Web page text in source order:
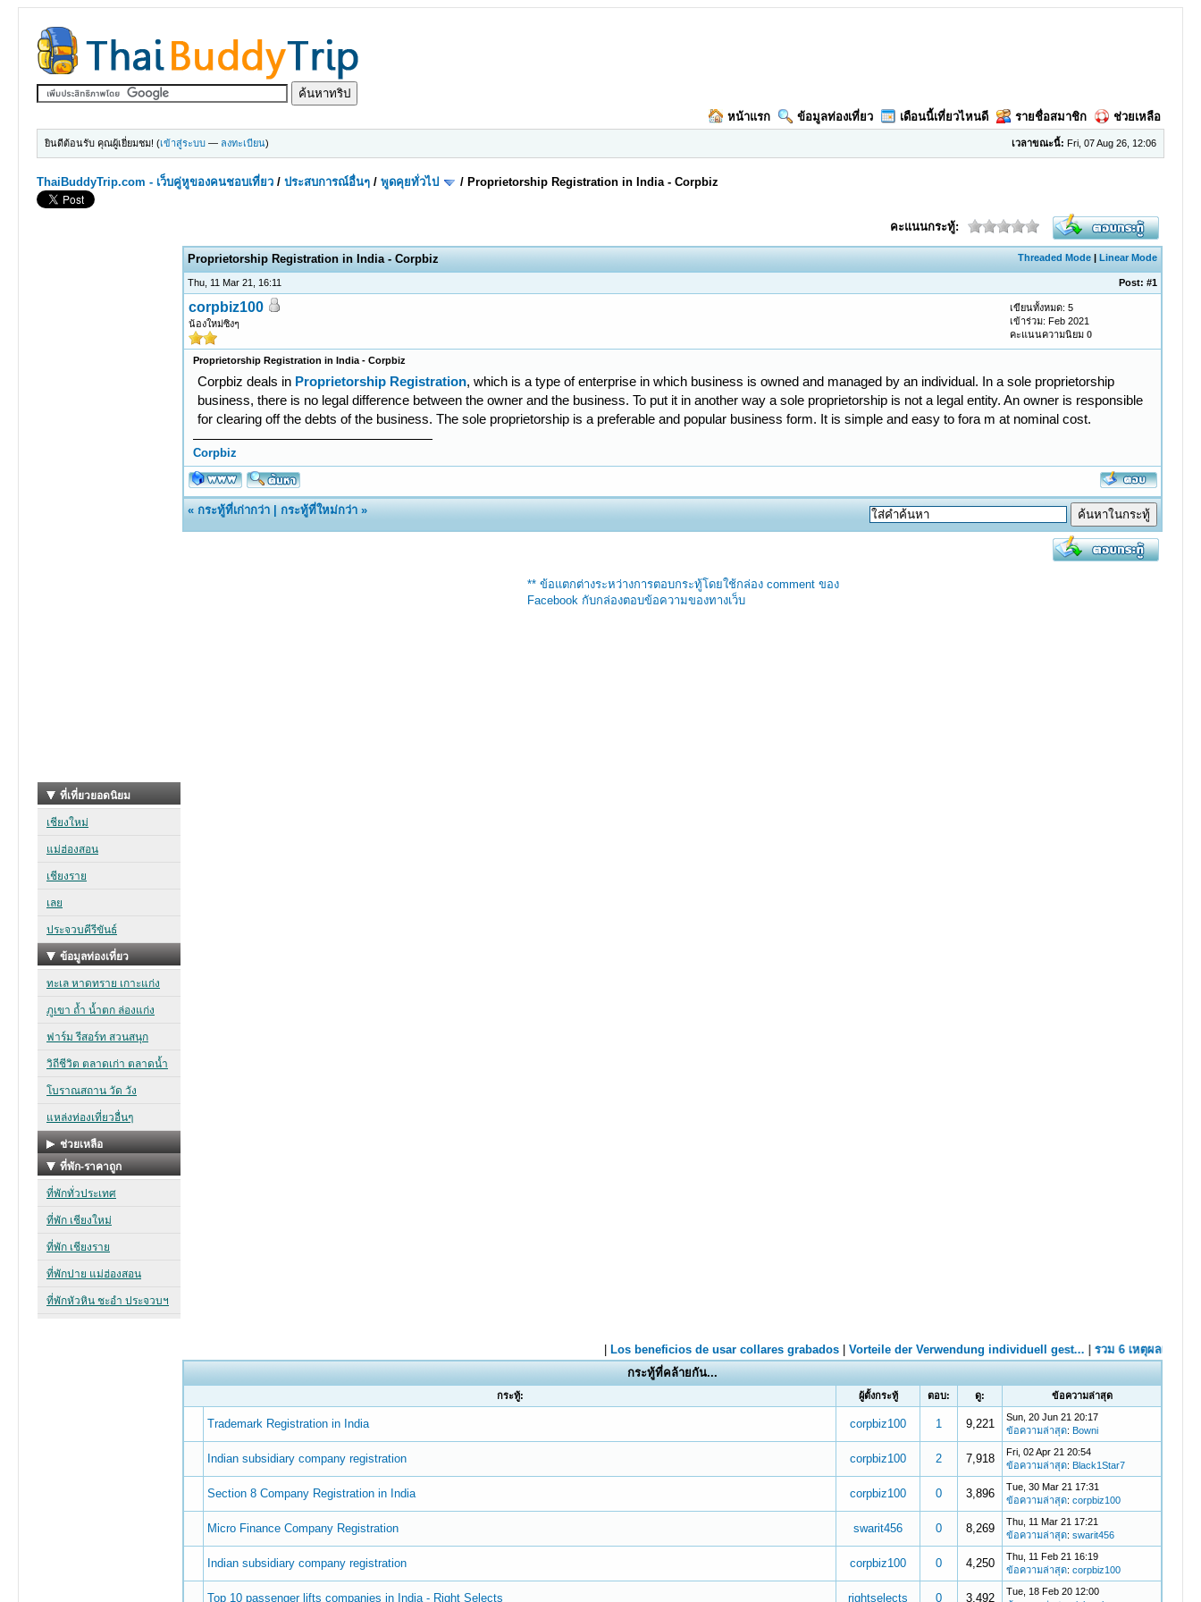
หน้าแรก ข้อมูลท่องเที่ยว เดือนนี้เที่ยวไหนดี รายชื่อสมาชิก ช่วยเหลือ
เวลาขณะนี้: Fri, 07 Aug 26, 12:06
ยินดีต้อนรับ คุณผู้เยี่ยมชม! (เข้าสู่ระบบ — ลงทะเบียน)
ThaiBuddyTrip.com - เว็บคู่หูของคนชอบเที่ยว /ประสบการณ์อื่นๆ /พูดคุยทั่วไป / Proprietorship Registration in India - Corpbiz
คะแนนกระทู้:
Threaded Mode |Linear Mode
Proprietorship Registration in India - Corpbiz
Thu, 11 Mar 21, 16:11 Post:#1
corpbiz100
น้องใหม่ซิงๆ
เขียนทั้งหมด: 5
เข้าร่วม: Feb 2021
คะแนนความนิยม0
Proprietorship Registration in India - Corpbiz
Corpbiz deals in Proprietorship Registration, which is a type of enterprise in which business is owned and managed by an individual. In a sole proprietorship
business, there is no legal difference between the owner and the business. To put it in another way a sole proprietorship is not a legal entity. An owner is responsible
for clearing off the debts of the business. The sole proprietorship is a preferable and popular business form. It is simple and easy to fora m at nominal cost.
Corpbiz
«กระทู้ที่เก่ากว่า |กระทู้ที่ใหม่กว่า »
** ข้อแตกต่างระหว่างการตอบกระทู้โดยใช้กล่อง comment ของ
Facebook กับกล่องตอบข้อความของทางเว็บ
กระทู้ที่คล้ายกัน...
กระทู้: ผู้ตั้งกระทู้ ตอบ: ดู: ข้อความล่าสุด
Trademark Registration in India corpbiz100 1 9,221
Sun, 20 Jun 21 20:17
ข้อความล่าสุด:Bowni
Indian subsidiary company registration corpbiz100 2 7,918
Fri, 02 Apr 21 20:54
ข้อความล่าสุด:Black1Star7
Section 8 Company Registration in India corpbiz100 0 3,896
Tue, 30 Mar 21 17:31
ข้อความล่าสุด:corpbiz100
Micro Finance Company Registration swarit456 0 8,269
Thu, 11 Mar 21 17:21
ข้อความล่าสุด:swarit456
Indian subsidiary company registration corpbiz100 0 4,250
Thu, 11 Feb 21 16:19
ข้อความล่าสุด:corpbiz100
Top 10 passenger lifts companies in India - Right Selects rightselects 0 3,492
Tue, 18 Feb 20 12:00